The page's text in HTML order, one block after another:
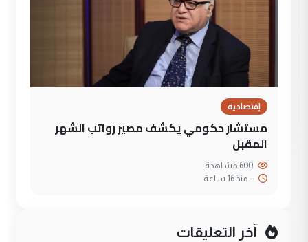
إقتصادية
مستشار حكومي يكشف مصير رواتب الشهر
المقبل
--منذ 16 ساعة
آخر التعليقات